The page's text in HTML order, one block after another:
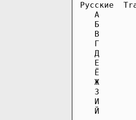
Русские
A
Б
В
Г
Д
Е
Ё
Ж
З
И
Й